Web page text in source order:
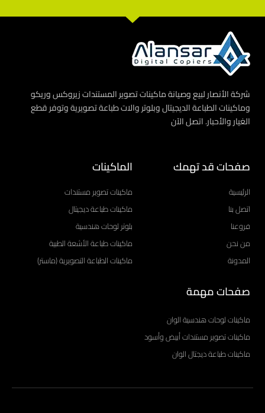
شركة الأنصار لبيع وصيانة ماكينات تصوير المستندات زيروكس وريكو
وماكينات الطباعة الديجيتال وبلوتر والات طباعة تصويرية وتوفر قطع
الغيار والأحبار. اتصل الآن
صفحات قد تهمك
الرئيسية
اتصل بنا
فروعنا
من نحن
المدونة
الماكينات
ماكينات تصوير مستندات
ماكينات طباعة ديجيتال
بلوتر لوحات هندسية
ماكينات طباعة الأشعة الطبية
ماكينات الطباعة التصويرية (ماستر)
صفحات مهمة
ماكينات لوحات هندسية الوان
ماكينات تصوير مستندات أبيض وأسود
ماكينات طباعة ديجتال الوان